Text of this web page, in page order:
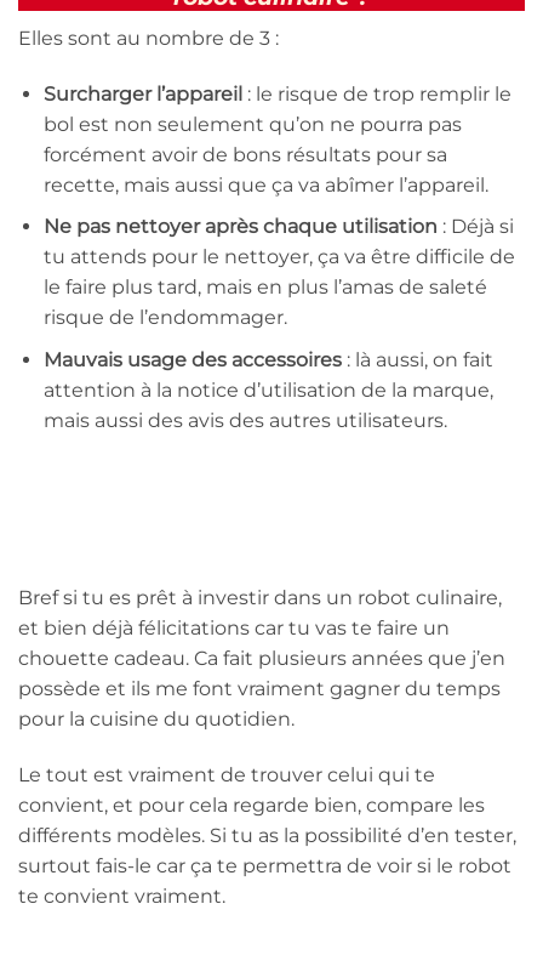
Elles sont au nombre de 3 :
Surcharger l’appareil: le risque de trop remplir le
bol est non seulement qu’on ne pourra pas
forcément avoir de bons résultats pour sa
recette, mais aussi que ça va abîmer l’appareil.
Ne pas nettoyer après chaque utilisation : Déjà si
tu attends pour le nettoyer, ça va être difficile de
le faire plus tard, mais en plus l’amas de saleté
risque de l’endommager.
Mauvais usage des accessoires: là aussi, on fait
attention à la notice d’utilisation de la marque,
mais aussi des avis des autres utilisateurs.
Bref si tu es prêt à investir dans un robot culinaire,
et bien déjà félicitations car tu vas te faire un
chouette cadeau. Ca fait plusieurs années que j’en
possède et ils me font vraiment gagner du temps
pour la cuisine du quotidien.
Le tout est vraiment de trouver celui qui te
convient, et pour cela regarde bien, compare les
différents modèles. Si tu as la possibilité d’en tester,
surtout fais-le car ça te permettra de voir si le robot
te convient vraiment.